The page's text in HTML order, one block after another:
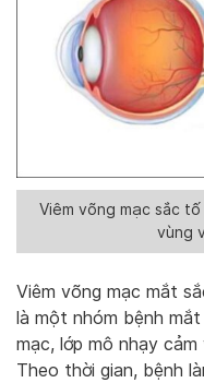
Viêm võng mạc sắc
vùng
Viêm võng mạc mắt
là một nhóm bệnh
mạc, lớp mô nhạy
Theo thời gian, bệnh